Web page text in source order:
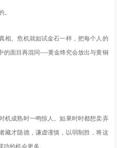
。
相。危机就如试金石一样，把每个人的
的面目再混同----黄金终究会放出与黄铜
机成熟时一鸣惊人。如果时时都想卖弄
藏才隐德，谦虚谨慎，以弱制胜，将这
的机会更多。